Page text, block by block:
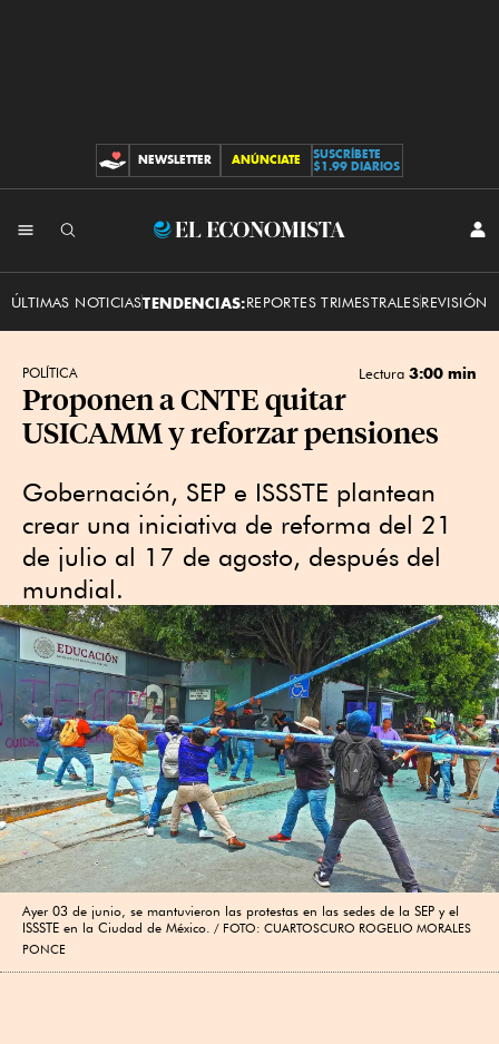
CONTRIBUCIONES
NEWSLETTER ANÚNCIATE
SUSCRÍBETE
$1.99 DIARIOS
El
ÚLTIMAS NOTICIASTENDENCIAS:REPORTES TRIMESTRALESREVISIÓN
POLÍTICA Lectura 3:00 min
Proponen a CNTE quitar
USICAMM y reforzar pensiones
Gobernación, SEP e ISSSTE plantean
crear una iniciativa de reforma del 21
de julio al 17 de agosto, después del
mundial.
Ayer 03 de junio, se mantuvieron las protestas en las sedes de la SEP y el
ISSSTE en la Ciudad de México.
FOTO: CUARTOSCURO ROGELIO MORALES
PONCE